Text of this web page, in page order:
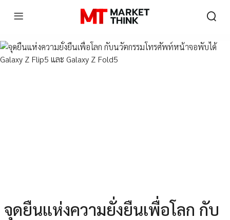
จุดยืนแห่งความยั่งยืนเพื่อโลก กับ